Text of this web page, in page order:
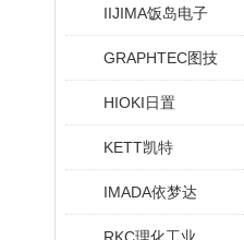
IIJIMA饭岛电子
GRAPHTEC图技
HIOKI日置
KETT凯特
IMADA依梦达